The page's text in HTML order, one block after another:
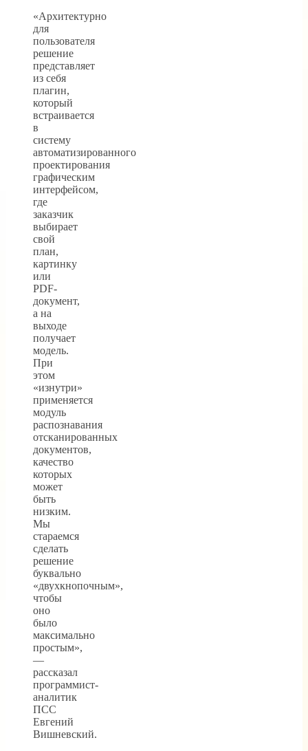
«Архитектурно
для
пользователя
решение
представляет
из себя
плагин,
который
встраивается
в
систему
автоматизированного
проектирования
графическим
интерфейсом,
где
заказчик
выбирает
свой
план,
картинку
или
PDF-
документ,
а на
выходе
получает
модель.
При
этом
«изнутри»
применяется
модуль
распознавания
отсканированных
документов,
качество
которых
может
быть
низким.
Мы
стараемся
сделать
решение
буквально
«двухкнопочным»,
чтобы
оно
было
максимально
простым»,
—
рассказал
программист-
аналитик
ПСС
Евгений
Вишневский.